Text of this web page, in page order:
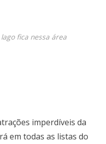
fica nessa área
imperdíveis da
em todas as listas do